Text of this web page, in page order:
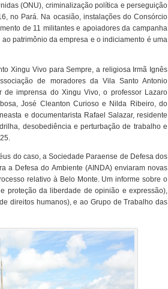
(ONU), criminalização política e perseguição
no Pará. Na ocasião, instalações do Consórcio
de 11 militantes e apoiadores da campanha
patrimônio da empresa e o indiciamento é uma
Xingu Vivo para Sempre, a religiosa Irmã Ignês
de moradores da Vila Santo Antonio
de imprensa do Xingu Vivo, o professor Lazaro
José Cleanton Curioso e Nilda Ribeiro, do
e documentarista Rafael Salazar, residente
desobediência e perturbação de trabalho e
do caso, a Sociedade Paraense de Defesa dos
a Defesa do Ambiente (AINDA) enviaram novas
relativo à Belo Monte. Um informe sobre o
proteção da liberdade de opinião e expressão),
direitos humanos), e ao Grupo de Trabalho das